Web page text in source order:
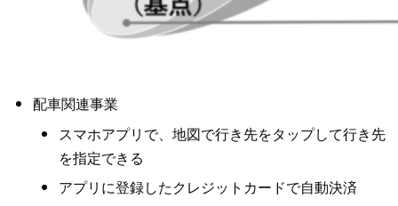
配車関連事業
スマホアプリで、地図で行き先をタップして行き先
を指定できる
アプリに登録したクレジットカードで自動決済